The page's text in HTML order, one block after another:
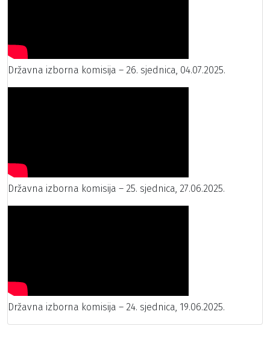
Državna izborna komisija – 26. sjednica, 04.07.2025.
Državna izborna komisija – 25. sjednica, 27.06.2025.
Državna izborna komisija – 24. sjednica, 19.06.2025.